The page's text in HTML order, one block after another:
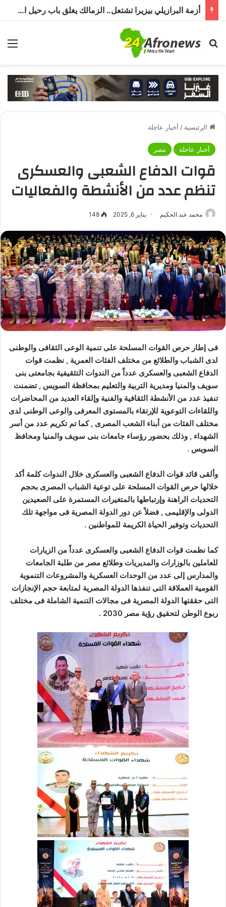
أزمة البرازيلي بيزيرا تشتعل.. الزمالك يغلق باب رحيل اللاعب ويؤكد : « لن ندخل في مفاوضات بشأن أي عروض »
بحث عن
الرئيسية / أخبار عاجلة
أخبار عاجلة مصر
قوات الدفاع الشعبى والعسكرى
تنظم عدد من الأنشطة والفعاليات
محمد عبد الحكيم يناير 6, 2025 148
فى إطار حرص القوات المسلحة على تنمية الوعى الثقافى والوطنى
لدى الشباب والطلائع من مختلف الفئات العمرية , نظمت قوات
الدفاع الشعبى والعسكرى عدداً من الندوات التثقيفية بجامعتى بنى
سويف والمنيا ومديرية التربية والتعليم بمحافظة السويس , تضمنت
تنفيذ عدد من الأنشطة الثقافية والفنية وإلقاء العديد من المحاضرات
واللقاءات التوعوية للإرتقاء بالمستوى المعرفى والوعى الوطنى لدى
مختلف الفئات من أبناء الشعب المصرى , كما تم تكريم عدد من أسر
الشهداء , وذلك بحضور رؤساء جامعات بنى سويف والمنيا ومحافظ
السويس .
وألقى قائد قوات الدفاع الشعبى والعسكرى خلال الندوات كلمة أكد
خلالها حرص القوات المسلحة على توعية الشباب المصرى بحجم
التحديات الراهنة وإرتباطها بالمتغيرات المستمرة على الصعيدين
الدولى والإقليمى , فضلاً عن دور الدولة المصرية فى مواجهة تلك
التحديات وتوفير الحياة الكريمة للمواطنين .
كما نظمت قوات الدفاع الشعبى والعسكرى عدداً من الزيارات
للعاملين بالوزارات والمديريات وطلائع مصر من طلبة الجامعات
والمدارس إلى عدد من الوحدات العسكرية والمشروعات التنموية
القومية العملاقة التى تنفذها الدولة المصرية لمتابعة حجم الإنجازات
التى حققتها الدولة المصرية فى مجالات التنمية الشاملة فى مختلف
ربوع الوطن لتحقيق رؤية مصر 2030 .